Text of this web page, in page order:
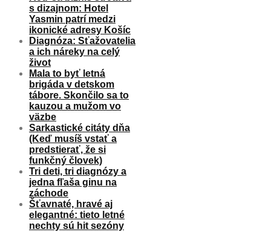
s dizajnom: Hotel
Yasmin patrí medzi
ikonické adresy Košíc
Diagnóza: Sťažovatelia
a ich náreky na celý
život
Mala to byť letná
brigáda v detskom
tábore. Skončilo sa to
kauzou a mužom vo
väzbe
Sarkastické citáty dňa
(Keď musíš vstať a
predstierať, že si
funkčný človek)
Tri deti, tri diagnózy a
jedna fľaša ginu na
záchode
Šťavnaté, hravé aj
elegantné: tieto letné
nechty sú hit sezóny